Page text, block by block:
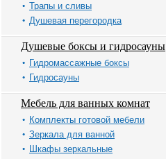
Трапы и сливы
Душевая перегородка
Душевые боксы и гидросауны
Гидромассажные боксы
Гидросауны
Мебель для ванных комнат
Комплекты готовой мебели
Зеркала для ванной
Шкафы зеркальные